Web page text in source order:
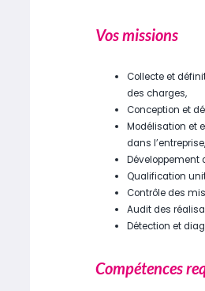
Vos missions
Collecte et
des charges,
Conception et
Modélisation et
dans l’entreprise,
Développement
Qualification
Contrôle des
Audit des
Détection et
Compétences